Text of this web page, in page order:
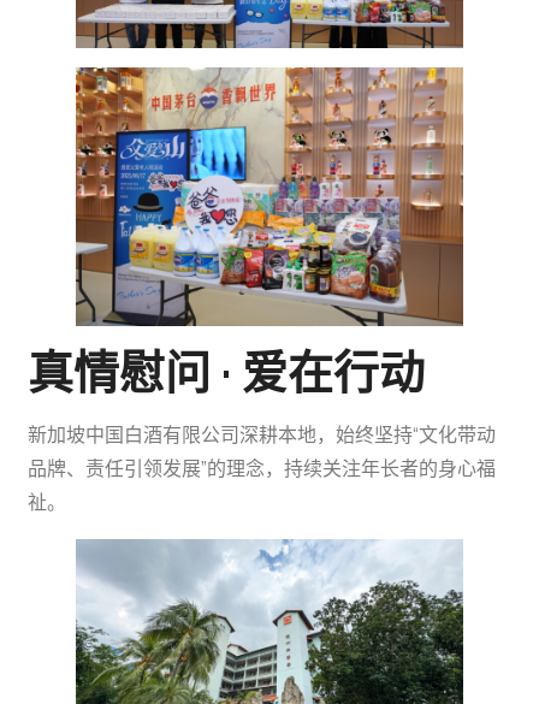
真情慰问 · 爱在行动
新加坡中国白酒有限公司深耕本地，始终坚持“文化带动
品牌、责任引领发展”的理念，持续关注年长者的身心福
祉。